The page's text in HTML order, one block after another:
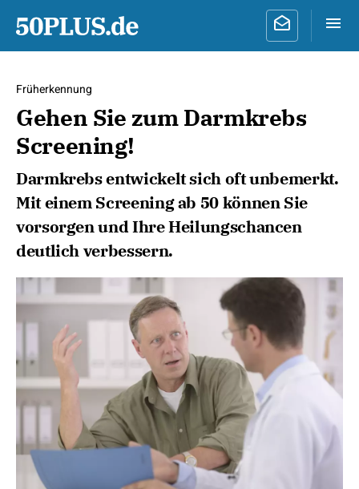
Früherkennung
Gehen Sie zum Darmkrebs
Screening!
Darmkrebs entwickelt sich oft unbemerkt.
Mit einem Screening ab 50 können Sie
vorsorgen und Ihre Heilungschancen
deutlich verbessern.